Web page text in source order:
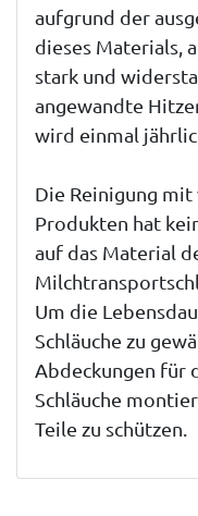
aufgrund der
dieses Materials,
stark und
angewandte
wird einmal
Die Reinigung
Produkten hat
auf das Material
Um die
Schläuche zu
Abdeckungen für
Schläuche
Teile zu schützen.